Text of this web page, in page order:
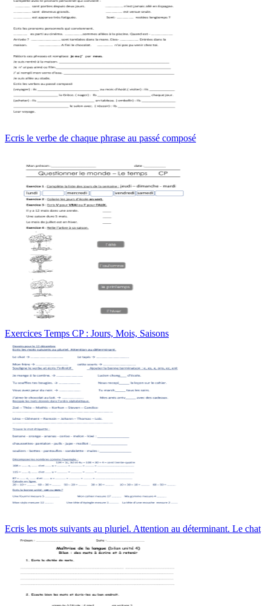
Ecris le verbe de chaque phrase au passé composé
Exercices Temps CP : Jours, Mois, Saisons
Ecris les mots suivants au pluriel. Attention au déterminant. Le chat